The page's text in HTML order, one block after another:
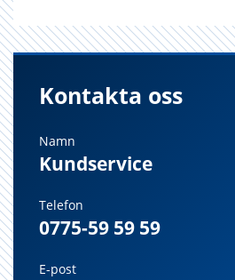
Kontakta oss
Namn
Kundservice
Telefon
0775-59 59 59
E-post